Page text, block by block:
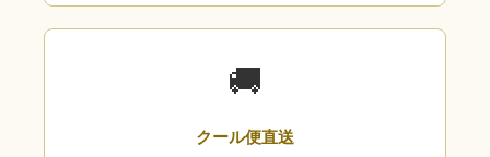
🚚
クール便直送